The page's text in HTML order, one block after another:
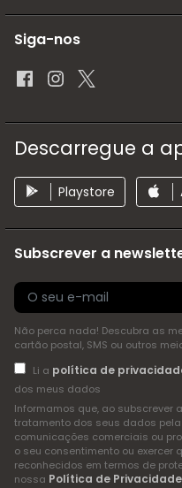
Siga-nos
Descarregue a
Playstore
Subscrever a
Não perca nada! Descubra as
cartão postal, SMS ou outros
Li a política de
dos meus dados
Informamos que, ao subscrever
tratamento dos seus dados
comunicações comerciais ou
o seu consentimento ou exercer
reconhecidos em termos de
nossa Política de Privacidade